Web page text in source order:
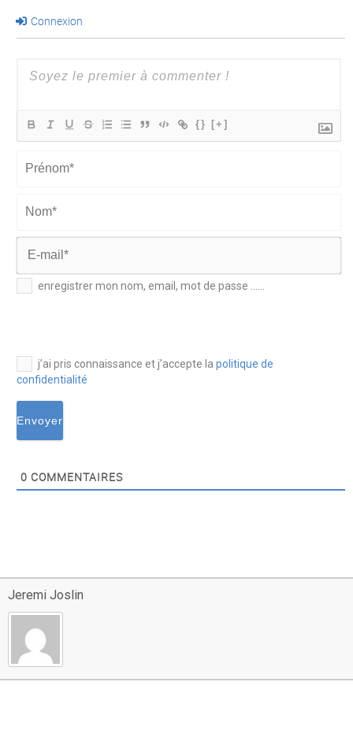
Connexion
{} [+]
Nom*
E-
mail*
enregistrer mon nom, email, mot de passe ......
j’ai pris connaissance et j’accepte la politique de
confidentialité
0 COMMENTAIRES
Jeremi Joslin